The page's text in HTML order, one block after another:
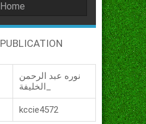
Home
نوره عبد الرحمن
kccie4572